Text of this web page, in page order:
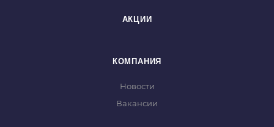
АКЦИИ
КОМПАНИЯ
Новости
Вакансии